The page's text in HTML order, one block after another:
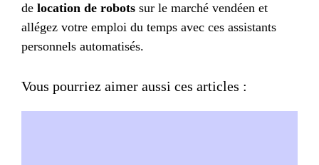
de location de robots sur le marché vendéen et
allégez votre emploi du temps avec ces assistants
personnels automatisés.
Vous pourriez aimer aussi ces articles :